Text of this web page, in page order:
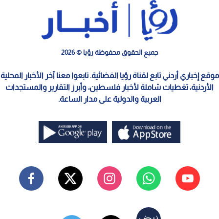
0
0
المكافآت" المتداول: من نسج الخيال
استمع للخبر:
الأردن
نفت وزارة المياه والري / سلطة المياه، نفيا قاطعا، صحة ما يتم
تداوله مؤخرا على وسائط التواصل الاجتماعي بشأن "كشف مكافآت"